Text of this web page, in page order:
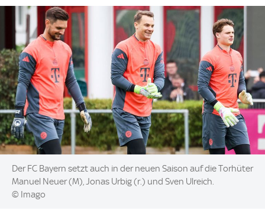
Image:
Der FC Bayern setzt auch in der neuen Saison auf die Torhüter
Manuel Neuer (M), Jonas Urbig (r.) und Sven Ulreich.
© Imago